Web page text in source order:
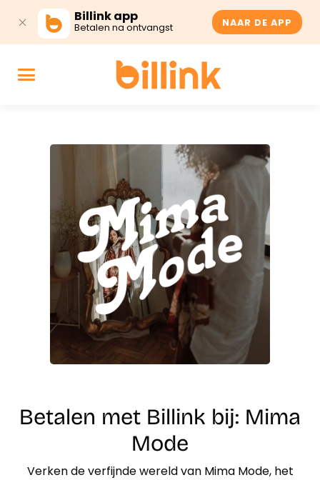
Billink app
Betalen na ontvangst NAAR DE APP
Betalen met Billink bij: Mima
Mode
Verken de verfijnde wereld van Mima Mode, het